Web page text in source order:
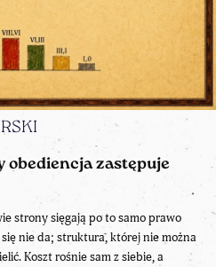
obediencja zastępuje
strony sięgają po to samo prawo
nie da; struktura, której nie można
Koszt rośnie sam z siebie, a